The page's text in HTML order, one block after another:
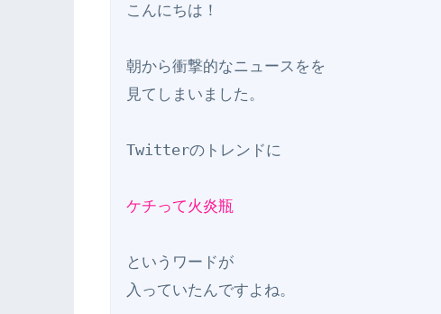
こんにちは！
朝から衝撃的なニュースをを
見てしまいました。
Twitterのトレンドに
ケチって火炎瓶
というワードが
入っていたんですよね。